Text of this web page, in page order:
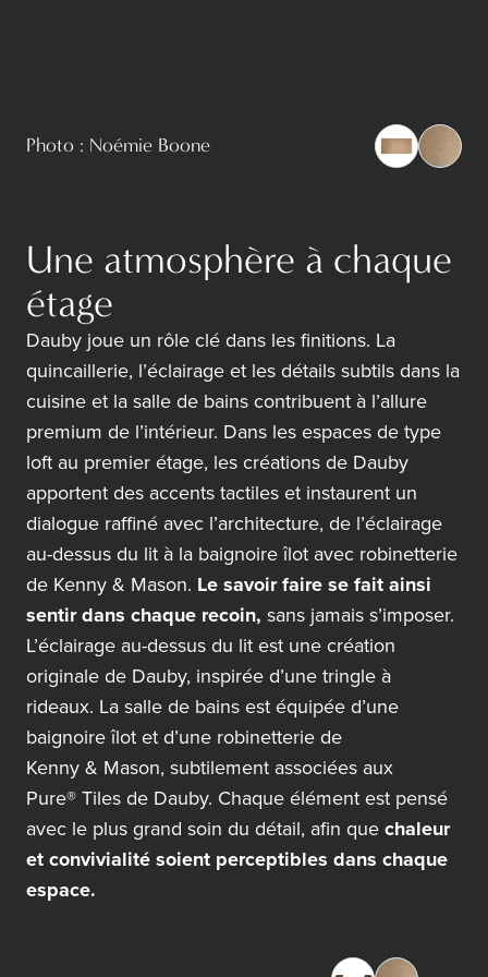
Photo : Noémie Boone
Une atmosphère à chaque
étage
Dauby joue un rôle clé dans les finitions. La
quincaillerie, l’éclairage et les détails subtils dans la
cuisine et la salle de bains contribuent à l’allure
premium de l’intérieur. Dans les espaces de type
loft au premier étage, les créations de Dauby
apportent des accents tactiles et instaurent un
dialogue raffiné avec l’architecture, de l’éclairage
au-dessus du lit à la baignoire îlot avec robinetterie
de Kenny & Mason. Le savoir faire se fait ainsi
sentir dans chaque recoin, sans jamais s’imposer.
L’éclairage au-dessus du lit est une création
originale de Dauby, inspirée d’une tringle à
rideaux. La salle de bains est équipée d’une
baignoire îlot et d’une robinetterie de
Kenny & Mason, subtilement associées aux
Pure® Tilesde Dauby. Chaque élément est pensé
avec le plus grand soin du détail, afin quechaleur
et convivialité soient perceptibles dans chaque
espace.